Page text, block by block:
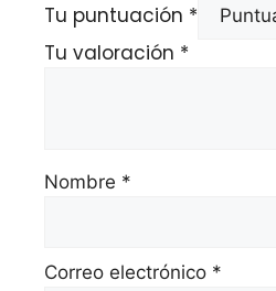
Tu puntuación *
Tu valoración *
Nombre *
Correo electrónico *